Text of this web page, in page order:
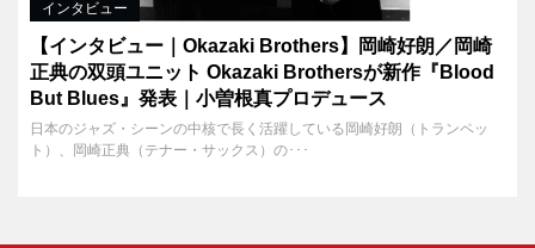
インタビュー
【インタビュー｜Okazaki Brothers】岡崎好朗／岡崎
正典の双頭ユニット Okazaki Brothersが新作『Blood
But Blues』発表｜小曽根真プロデュース
日本のジャズ・シーンの中核で長く活躍している岡崎好朗（トランペッ
ト）、岡崎正典（テナー・サックス）の･･･